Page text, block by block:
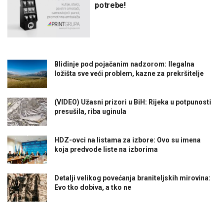
potrebe!
Blidinje pod pojačanim nadzorom: Ilegalna
ložišta sve veći problem, kazne za prekršitelje
(VIDEO) Užasni prizori u BiH: Rijeka u potpunosti
presušila, riba uginula
HDZ-ovci na listama za izbore: Ovo su imena
koja predvode liste na izborima
Detalji velikog povećanja braniteljskih mirovina:
Evo tko dobiva, a tko ne